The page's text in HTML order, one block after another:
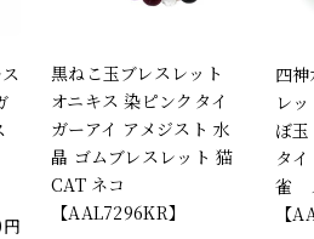
黒ねこ玉ブレスレット
オニキス 染ピンクタイ
ガーアイ アメジスト 水
晶 ゴムブレスレット 猫
CAT ネコ
【AAL7296KR】
四
レ
ぼ
タ
雀
【